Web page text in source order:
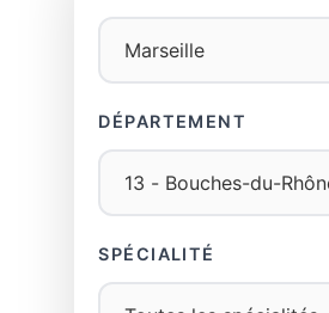
DÉPARTEMENT
SPÉCIALITÉ